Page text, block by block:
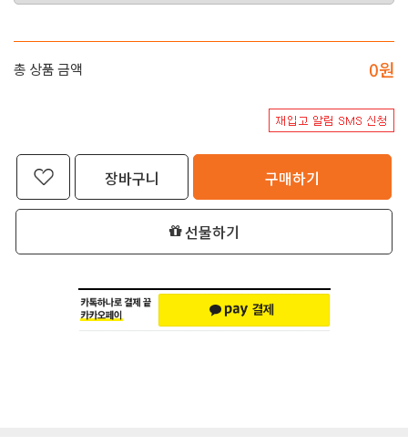
총 상품 금액 0원
장바구니 구매하기
선물하기